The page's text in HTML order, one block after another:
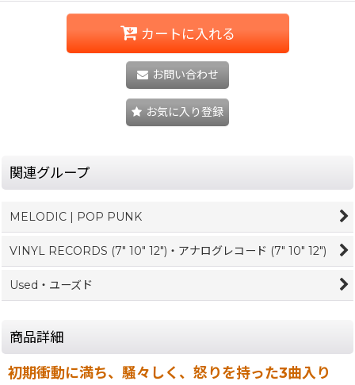
カートに入れる
お問い合わせ
お気に入り登録
関連グループ
MELODIC | POP PUNK
VINYL RECORDS (7" 10" 12")・アナログレコード (7" 10" 12")
Used・ユーズド
商品詳細
初期衝動に満ち、騒々しく、怒りを持った3曲入り